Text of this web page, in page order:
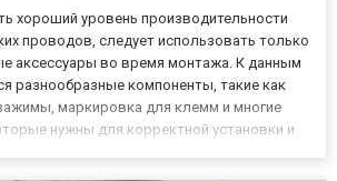
хороший уровень производительности
проводов, следует использовать только
аксессуары во время монтажа. К данным
разнообразные компоненты, такие как
маркировка для клемм и многие
нужны для корректной установки и